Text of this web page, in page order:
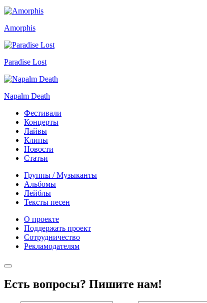
Amorphis
Paradise Lost
Napalm Death
Фестивали
Концерты
Лайвы
Клипы
Новости
Статьи
Группы / Музыканты
Альбомы
Лейблы
Тексты песен
О проекте
Поддержать проект
Сотрудничество
Рекламодателям
Есть вопросы? Пишите нам!